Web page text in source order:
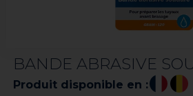
BANDE ABRASIVE
Produit disponible en :